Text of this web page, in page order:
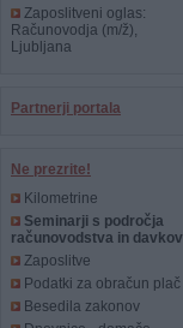
Zaposlitveni oglas:
Računovodja (m/ž),
Ljubljana
Partnerji portala
Ne prezrite!
Kilometrine
Seminarji s področja
računovodstva in davkov
Zaposlitve
Podatki za obračun plač
Besedila zakonov